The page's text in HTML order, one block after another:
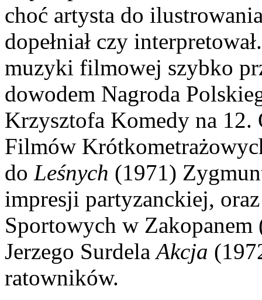
choć artysta do
dopełniał czy
muzyki filmowej szybko
dowodem Nagroda
Krzysztofa Komedy na
Filmów
do Leśnych (1971)
impresji partyzanckiej,
Sportowych w
Jerzego SurdelaAkcja
ratowników.